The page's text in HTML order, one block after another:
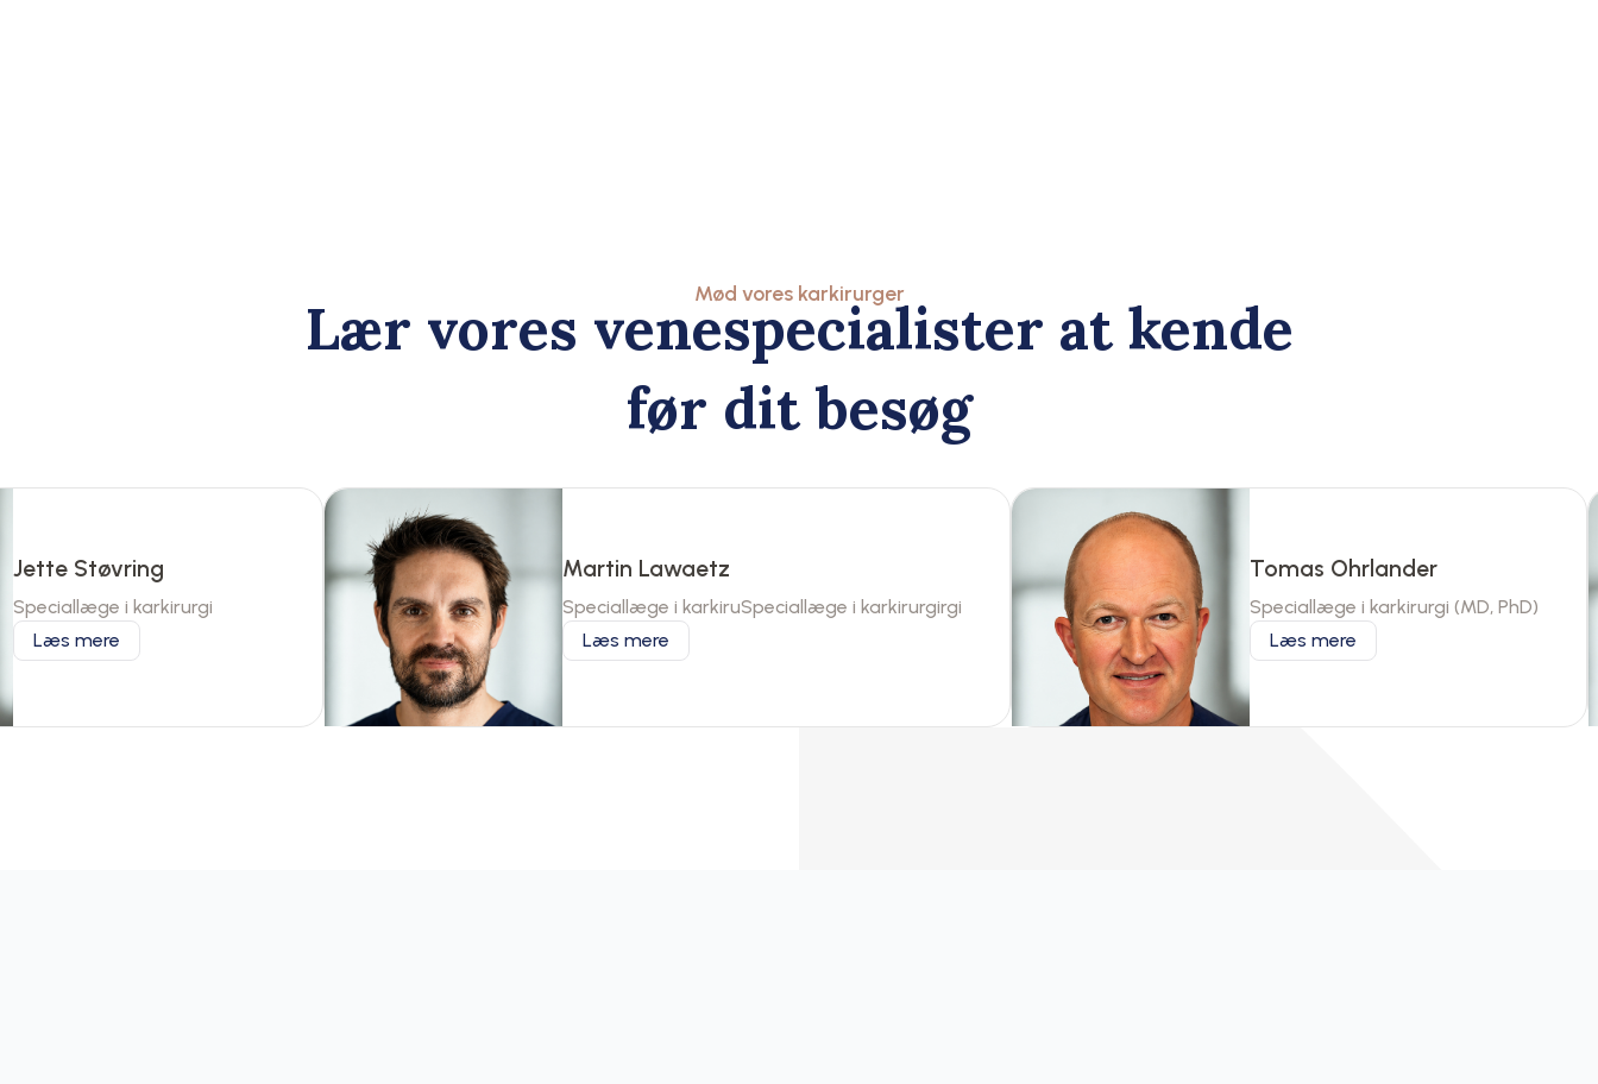
Mød vores karkirurger
Lær vores venespecialister at kende
før dit besøg
Jette Støvring
Speciallæge i karkirurgi
Læs mere
Martin Lawaetz
Speciallæge i karkiruSpeciallæge i karkirurgirgi
Læs mere
Tomas Ohrlander
Speciallæge i karkirurgi (MD, PhD)
Læs mere